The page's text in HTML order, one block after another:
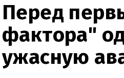
Перед
фактора"
ужасную